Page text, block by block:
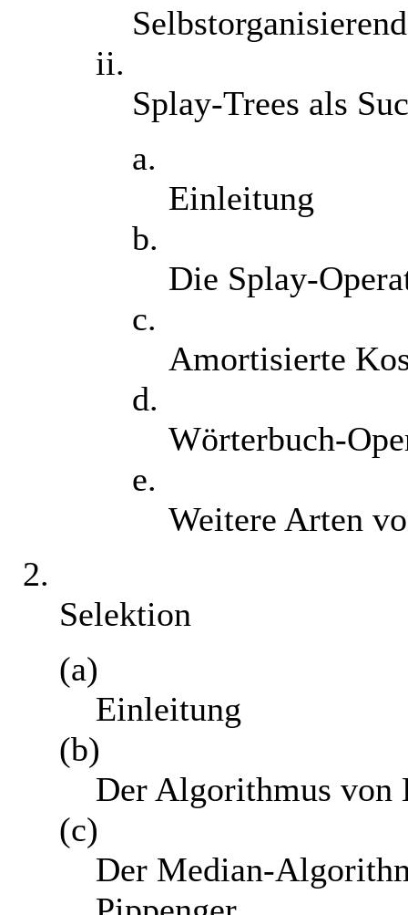
ii.
Splay-Trees als
a.
Einleitung
b.
Die Splay-
c.
Amortisierte
d.
Wörterbuch-
e.
Weitere Arten
2.
Selektion
(a)
Einleitung
(b)
Der Algorithmus von
(c)
Der Median-